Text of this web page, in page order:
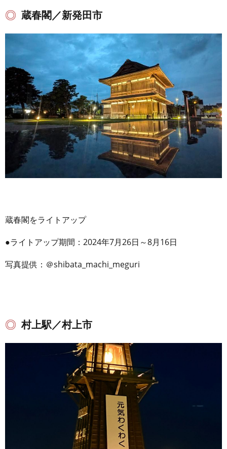
蔵春閣／新発田市
蔵春閣をライトアップ
●ライトアップ期間：2024年7月26日～8月16日
写真提供：＠shibata_machi_meguri
村上駅／村上市